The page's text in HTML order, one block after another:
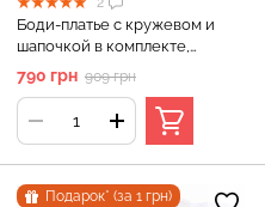
Боди-платье с кружевом и
шапочкой в ​​комплекте,
длинный рукав, Белый, 59 см,
3 месяца
790 грн 909 грн
Подарок* (за 1 грн)